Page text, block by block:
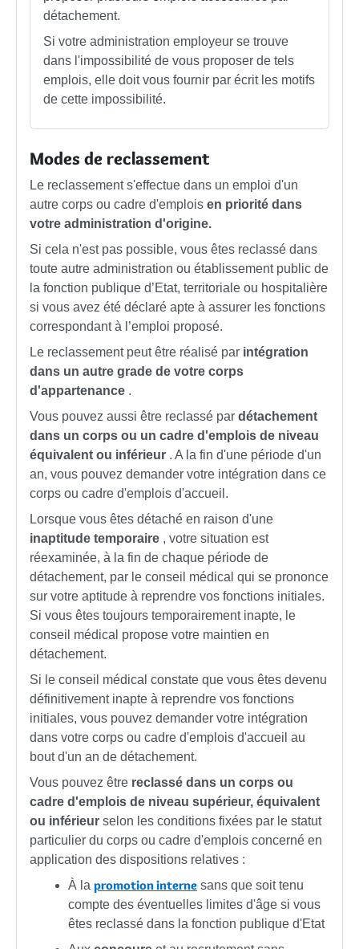
détachement.
Si votre administration employeur se trouve
dans l'impossibilité de vous proposer de tels
emplois, elle doit vous fournir par écrit les motifs
de cette impossibilité.
Modes de reclassement
Le reclassement s'effectue dans un emploi d'un
autre corps ou cadre d'emplois en priorité dans
votre administration d'origine.
Si cela n'est pas possible, vous êtes reclassé dans
toute autre administration ou établissement public de
la fonction publique d’Etat, territoriale ou hospitalière
si vous avez été déclaré apte à assurer les fonctions
correspondant à l’emploi proposé.
Le reclassement peut être réalisé par intégration
dans un autre grade de votre corps
d'appartenance .
Vous pouvez aussi être reclassé par détachement
dans un corps ou un cadre d'emplois de niveau
équivalent ou inférieur . A la fin d'une période d'un
an, vous pouvez demander votre intégration dans ce
corps ou cadre d'emplois d'accueil.
Lorsque vous êtes détaché en raison d'une
inaptitude temporaire , votre situation est
réexaminée, à la fin de chaque période de
détachement, par le conseil médical qui se prononce
sur votre aptitude à reprendre vos fonctions initiales.
Si vous êtes toujours temporairement inapte, le
conseil médical propose votre maintien en
détachement.
Si le conseil médical constate que vous êtes devenu
définitivement inapte à reprendre vos fonctions
initiales, vous pouvez demander votre intégration
dans votre corps ou cadre d'emplois d'accueil au
bout d'un an de détachement.
Vous pouvez être reclassé dans un corps ou
cadre d'emplois de niveau supérieur, équivalent
ou inférieur selon les conditions fixées par le statut
particulier du corps ou cadre d'emplois concerné en
application des dispositions relatives :
À la promotion interne sans que soit tenu
compte des éventuelles limites d'âge si vous
êtes reclassé dans la fonction publique d'Etat